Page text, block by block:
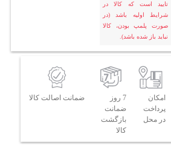
تایید است که کالا در
شرایط اولیه باشد (در
صورت پلمپ بودن، کالا
نباید باز شده باشد).
امکان
پرداخت
در محل
7 روز
ضمانت
بازگشت
کالا
ضمانت اصالت کالا